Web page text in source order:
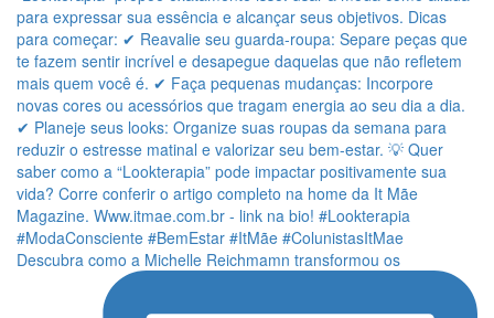
Descubra como a Michelle Reichmamn transformou os